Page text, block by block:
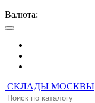
Валюта:
СКЛАДЫ МОСКВЫ